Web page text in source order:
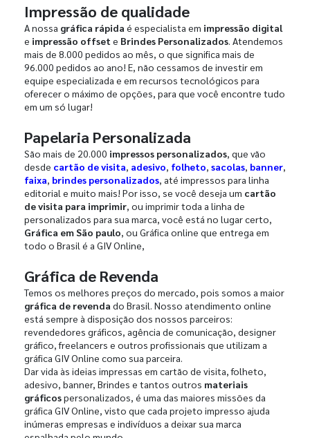
Impressão de qualidade
A nossa gráfica rápida é especialista em impressão digital
e impressão offset e Brindes Personalizados. Atendemos
mais de 8.000 pedidos ao mês, o que significa mais de
96.000 pedidos ao ano! E, não cessamos de investir em
equipe especializada e em recursos tecnológicos para
oferecer o máximo de opções, para que você encontre tudo
em um só lugar!
Papelaria Personalizada
São mais de 20.000 impressos personalizados, que vão
desde cartão de visita, adesivo, folheto, sacolas, banner,
faixa, brindes personalizados, até impressos para linha
editorial e muito mais! Por isso, se você deseja um cartão
de visita para imprimir, ou imprimir toda a linha de
personalizados para sua marca, você está no lugar certo,
Gráfica em São paulo, ou Gráfica online que entrega em
todo o Brasil é a GIV Online,
Gráfica de Revenda
Temos os melhores preços do mercado, pois somos a maior
gráfica de revenda do Brasil. Nosso atendimento online
está sempre à disposição dos nossos parceiros:
revendedores gráficos, agência de comunicação, designer
gráfico, freelancers e outros profissionais que utilizam a
gráfica GIV Online como sua parceira.
Dar vida às ideias impressas em cartão de visita, folheto,
adesivo, banner, Brindes e tantos outros materiais
gráficospersonalizados, é uma das maiores missões da
gráfica GIV Online, visto que cada projeto impresso ajuda
inúmeras empresas e indivíduos a deixar sua marca